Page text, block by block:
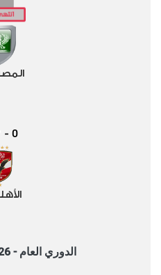
0
-
الدوري العام - 2025/2026